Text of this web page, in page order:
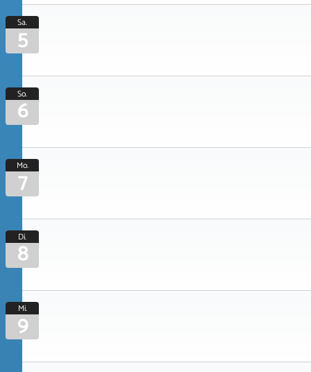
Sa.
5
So.
6
Mo.
7
Di.
8
Mi.
9